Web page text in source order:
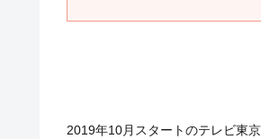
2019年10月スタートのテレビ東